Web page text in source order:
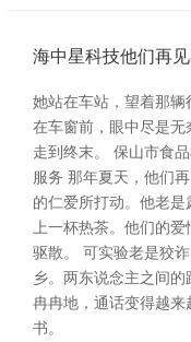
海中星科技他们再
她站在车站，望着那
在车窗前，眼中尽是
走到终末。 保山市食
服务 那年夏天，他们
的仁爱所打动。他老
上一杯热茶。他们的
驱散。 可实验老是狡
乡。两东说念主之间的
冉冉地，通话变得越
书。